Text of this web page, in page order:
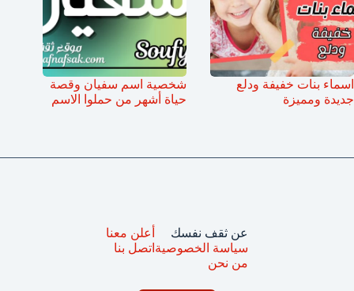
اسماء بنات خفيفة ودلع
جديدة ومميزة
شخصية اسم سفيان وقصة
حياة أشهر من حملوا الاسم
عن ثقف نفسك
سياسة الخصوصية
من نحن
أعلن معنا
اتصل بنا